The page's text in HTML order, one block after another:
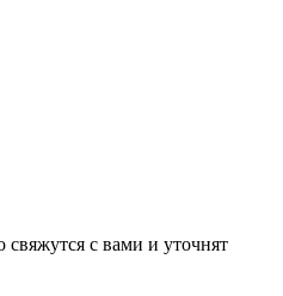
с вами и уточнят